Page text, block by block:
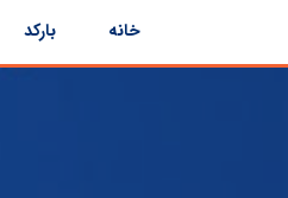
محتوا
خانه بارکد